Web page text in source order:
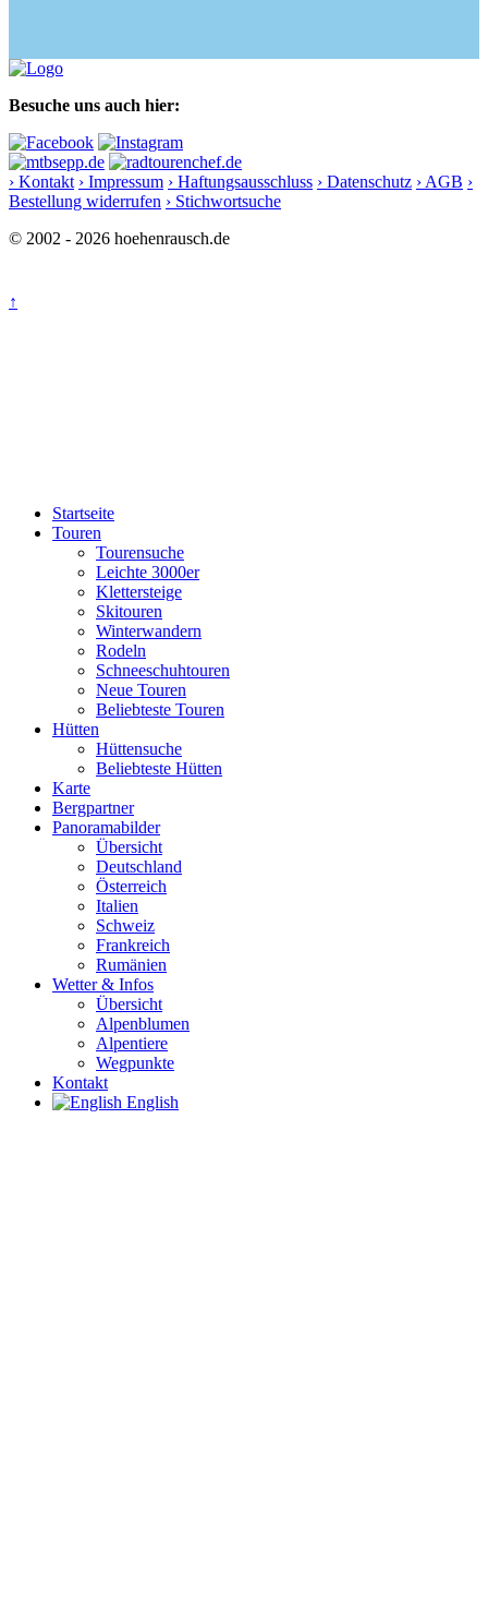
Besuche uns auch hier:
› Kontakt › Impressum › Haftungsausschluss › Datenschutz › AGB ›
Bestellung widerrufen › Stichwortsuche
© 2002 - 2026 hoehenrausch.de
↑
Startseite
Touren
Tourensuche
Leichte 3000er
Klettersteige
Skitouren
Winterwandern
Rodeln
Schneeschuhtouren
Neue Touren
Beliebteste Touren
Hütten
Hüttensuche
Beliebteste Hütten
Karte
Bergpartner
Panoramabilder
Übersicht
Deutschland
Österreich
Italien
Schweiz
Frankreich
Rumänien
Wetter & Infos
Übersicht
Alpenblumen
Alpentiere
Wegpunkte
Kontakt
English